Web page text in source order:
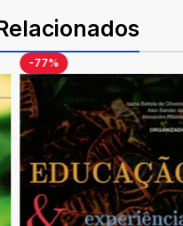
-77%